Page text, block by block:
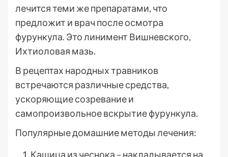
лечится теми же препаратами, что
предложит и врач после осмотра
фурункула. Это линимент Вишневского,
Ихтиоловая мазь.
В рецептах народных травников
встречаются различные средства,
ускоряющие созревание и
самопроизвольное вскрытие фурункула.
Популярные домашние методы лечения:
Кашица из чеснока – накладывается на